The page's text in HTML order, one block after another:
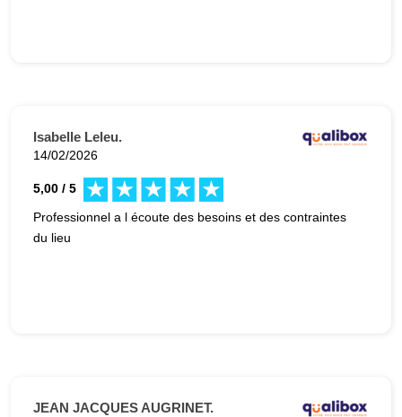
Isabelle Leleu.
14/02/2026
5,00 / 5
Professionnel a l écoute des besoins et des contraintes
du lieu
JEAN JACQUES AUGRINET.